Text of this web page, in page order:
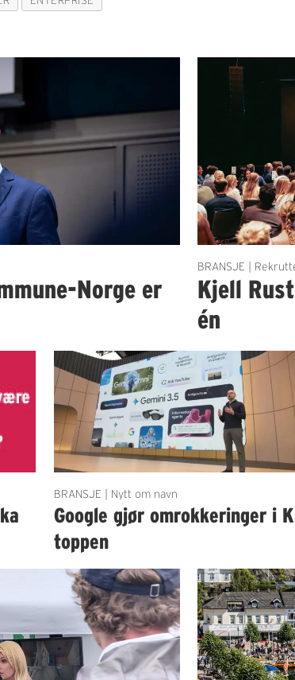
Norge er
BRANSJE |
Kjell
én
BRANSJE | Nytt om navn
Google gjør omrokkeringer i
toppen